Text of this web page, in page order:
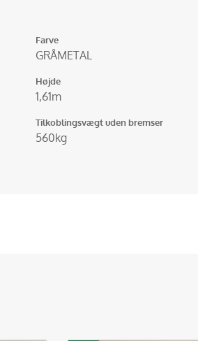
Farve
GRÅMETAL
Højde
1,61m
Tilkoblingsvægt uden bremser
560kg